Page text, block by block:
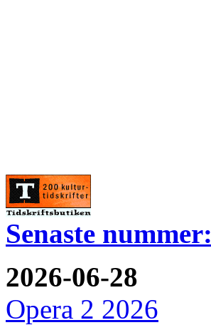
Senaste nummer:
2026-06-28
Opera 2 2026